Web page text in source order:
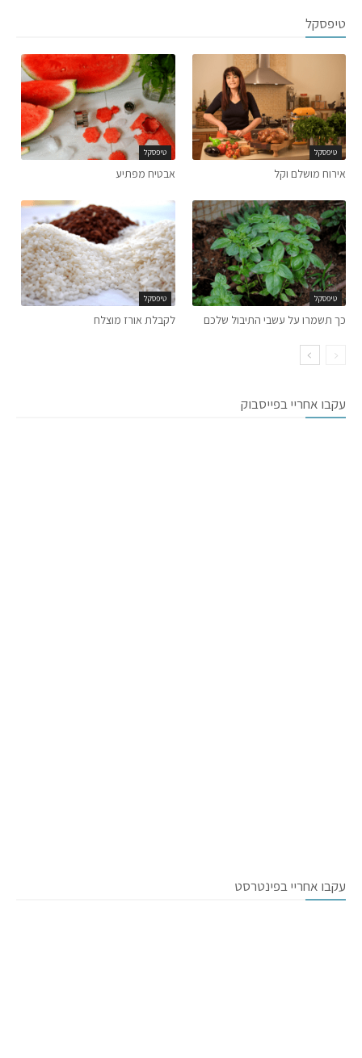
טיפסקל
טיפסקל
אירוח מושלם וקל
טיפסקל
אבטיח מפתיע
טיפסקל
כך תשמרו על עשבי התיבול שלכם
טיפסקל
לקבלת אורז מוצלח
עקבו אחריי בפייסבוק
עקבו אחריי בפינטרסט